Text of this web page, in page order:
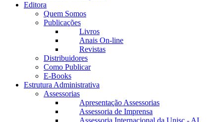
Editora
Quem Somos
Publicações
Livros
Anais On-line
Revistas
Distribuidores
Como Publicar
E-Books
Estrutura Administrativa
Assessorias
Apresentação Assessorias
Assessoria de Imprensa